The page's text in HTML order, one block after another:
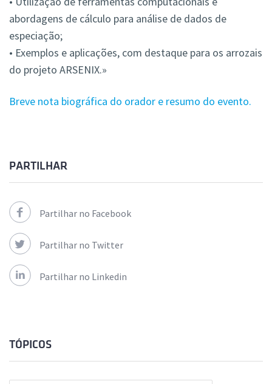
abordagens de cálculo para análise de dados de
especiação;
• Exemplos e aplicações, com destaque para os arrozais
do projeto ARSENIX.»
Breve nota biográfica do orador e resumo do evento.
PARTILHAR
Partilhar no Facebook
Partilhar no Twitter
Partilhar no Linkedin
TÓPICOS